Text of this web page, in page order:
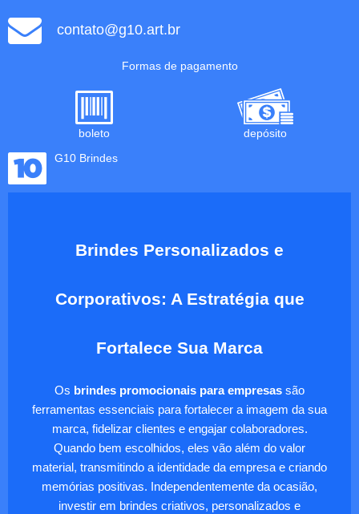
contato@g10.art.br
Formas de pagamento
boleto
depósito
G10 Brindes
Brindes Personalizados e
Corporativos: A Estratégia que
Fortalece Sua Marca
Os brindes promocionais para empresas são
ferramentas essenciais para fortalecer a imagem da sua
marca, fidelizar clientes e engajar colaboradores.
Quando bem escolhidos, eles vão além do valor
material, transmitindo a identidade da empresa e criando
memórias positivas. Independentemente da ocasião,
investir em brindes criativos, personalizados e